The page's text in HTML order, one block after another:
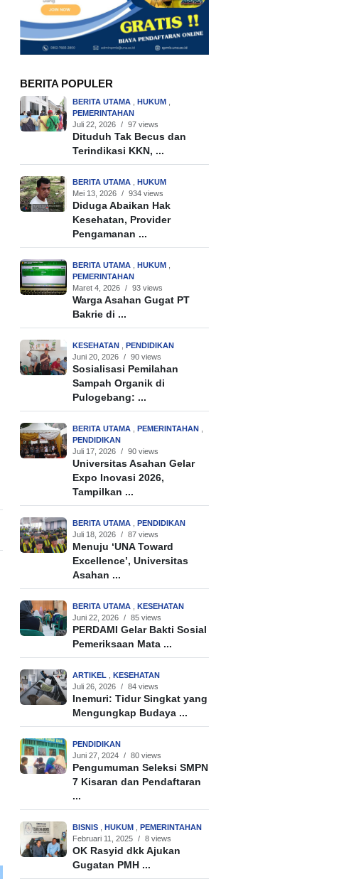
BERITA POPULER
BERITA UTAMA , HUKUM ,
PEMERINTAHAN
Juli 22, 2026
/ 97 views
Dituduh Tak Becus dan
Terindikasi KKN, ...
BERITA UTAMA , HUKUM
Mei 13, 2026
/ 934 views
Diduga Abaikan Hak
Kesehatan, Provider
Pengamanan ...
BERITA UTAMA , HUKUM ,
PEMERINTAHAN
Maret 4, 2026
/ 93 views
Warga Asahan Gugat PT
Bakrie di ...
KESEHATAN , PENDIDIKAN
Juni 20, 2026
/ 90 views
Sosialisasi Pemilahan
Sampah Organik di
Pulogebang: ...
BERITA UTAMA , PEMERINTAHAN ,
PENDIDIKAN
Juli 17, 2026
/ 90 views
Universitas Asahan Gelar
Expo Inovasi 2026,
Tampilkan ...
BERITA UTAMA , PENDIDIKAN
Juli 18, 2026
/ 87 views
Menuju ‘UNA Toward
Excellence’, Universitas
Asahan ...
BERITA UTAMA , KESEHATAN
Juni 22, 2026
/ 85 views
PERDAMI Gelar Bakti Sosial
Pemeriksaan Mata ...
ARTIKEL , KESEHATAN
Juli 26, 2026
/ 84 views
Inemuri: Tidur Singkat yang
Mengungkap Budaya ...
PENDIDIKAN
Juni 27, 2024
/ 80 views
Pengumuman Seleksi SMPN
7 Kisaran dan Pendaftaran
...
BISNIS , HUKUM , PEMERINTAHAN
Februari 11, 2025
/ 8 views
OK Rasyid dkk Ajukan
Gugatan PMH ...